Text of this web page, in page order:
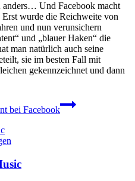
Und Facebook macht
Erst wurde die Reichweite von
und nun verunsichern
und „blauer Haken“ die
man natürlich auch seine
sie im besten Fall mit
gekennzeichnet und dann
bei Facebook